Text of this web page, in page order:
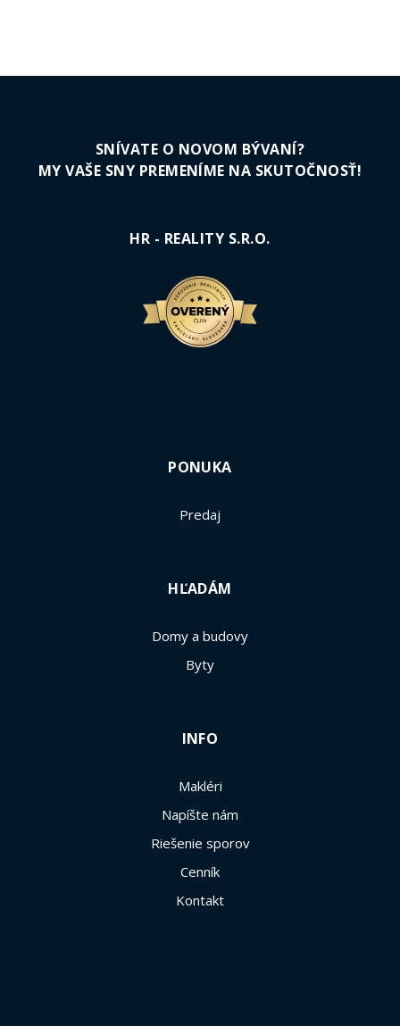
SNÍVATE O NOVOM BÝVANÍ?
MY VAŠE SNY PREMENÍME NA SKUTOČNOSŤ!
HR - REALITY S.R.O.
PONUKA
Predaj
HĽADÁM
Domy a budovy
Byty
INFO
Makléri
Napíšte nám
Riešenie sporov
Cenník
Kontakt